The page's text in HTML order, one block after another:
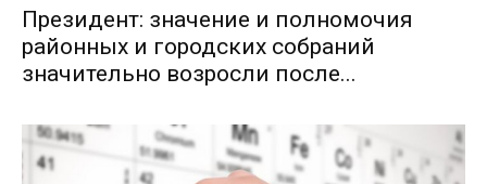
Президент: значение и полномочия
районных и городских собраний
значительно возросли после...